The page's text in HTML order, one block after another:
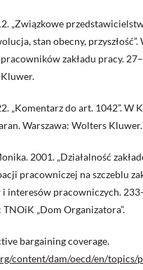
„Związkowe
stan obecny,
zakładu pracy.
„Komentarz do art. 1042”. W
Warszawa: Wolters Kluwer.
2001. „Działalność
pracowniczej na szczeblu
interesów pracowniczych.
„Dom Organizatora”.
bargaining coverage.
content/dam/oecd/en/topics/